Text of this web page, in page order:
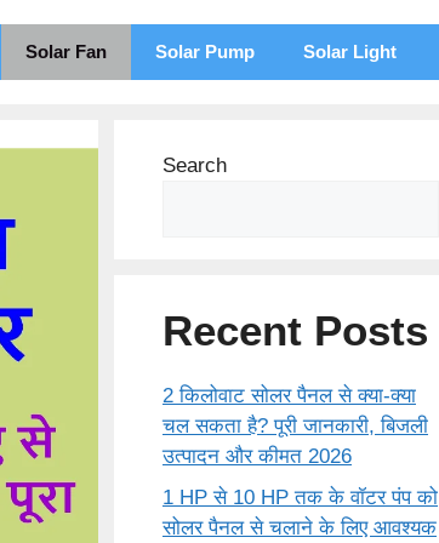
Solar Fan Solar Pump Solar Light
Search
Recent Posts
2 किलोवाट सोलर पैनल से क्या-क्या
चल सकता है? पूरी जानकारी, बिजली
उत्पादन और कीमत 2026
1 HP से 10 HP तक के वॉटर पंप को
सोलर पैनल से चलाने के लिए आवश्यक